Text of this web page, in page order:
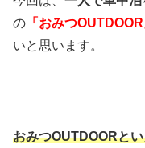
の 「おみつ
いと思います。
おみつOUTDOORと